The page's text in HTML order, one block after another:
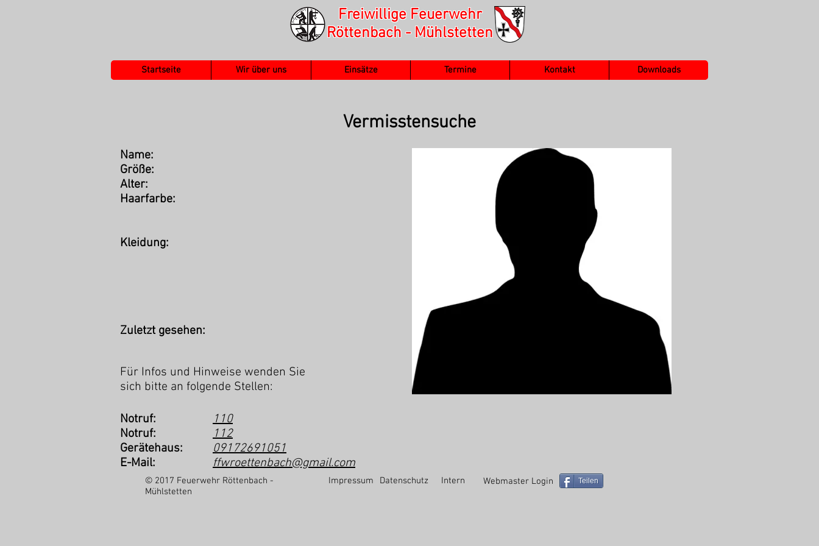
Freiwillige Feuerwehr
Röttenbach - Mühlstetten
Startseite Wir über uns Einsätze Termine Kontakt Downloads
Vermisstensuche
Name:
Größe:
Alter:
Haarfarbe:
Kleidung:
Zuletzt gesehen:
Für Infos und Hinweise wenden Sie
sich bitte an folgende Stellen:
Notruf:
Notruf:
Gerätehaus:
E-Mail:
110
112
09172691051
ffwroettenbach@gmail.com
© 2017 Feuerwehr Röttenbach -
Mühlstetten
Impressum Datenschutz Intern Webmaster Login Teilen